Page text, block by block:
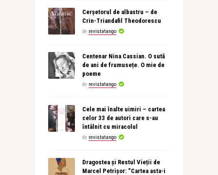
Cerșetorul de albastru – de
Crin-Triandafil Theodorescu
de revistatango
Centenar Nina Cassian. O sută
de ani de frumusețe. O mie de
poeme
de revistatango
Cele mai înalte uimiri – cartea
celor 33 de autori care s-au
întâlnit cu miracolul
de revistatango
Dragostea și Restul Vieții de
Marcel Petrișor: “Cartea asta-i